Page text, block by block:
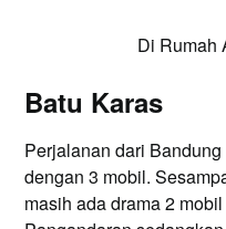
Di Rumah
Batu Karas
Perjalanan dari
dengan 3 mobil.
masih ada drama 2